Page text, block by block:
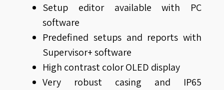
Setup editor available with PC
software
Predefined setups and reports with
Supervisor+ software
High contrast color OLED display
Very robust casing and IP65